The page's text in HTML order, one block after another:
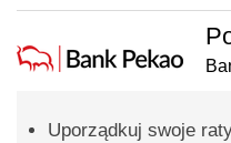
Uporządkuj swoje